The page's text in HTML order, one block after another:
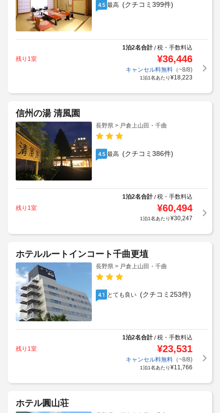
4.5 最高 (クチコミ399件)
1泊2名合計/税・手数料込
残り1室
¥36,446
キャンセル料無料（~8/8)
1泊1名あたり¥18,223
信州の湯 清風園
長野県 > 戸倉上山田・千曲
4.5 最高 (クチコミ386件)
1泊2名合計/税・手数料込
残り1室
¥60,494
1泊1名あたり¥30,247
ホテルルートインコート千曲更埴
長野県 > 戸倉上山田・千曲
4.1 とても良い (クチコミ253件)
1泊2名合計/税・手数料込
残り1室
¥23,531
キャンセル料無料（~8/8)
1泊1名あたり¥11,766
ホテル圓山荘